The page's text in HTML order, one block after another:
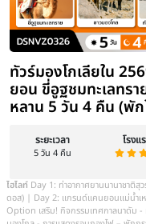
5 วัน 4 คืน
ไฮไลท์สนามบินสุวรรณภูมิ
ลันดา (รวมรถแบตเตอรี่)
พิธีต้อนรับเขาสโตล์มอมองโกเลีย ㆍ สวมชุดมอง
ลนาดัม (จำลอง)ㆍชมพระ
เสริม: เกาะเยว่ซา *วัดพ
ส.ค. 19-23
2-6 / 16-20 / 30-4